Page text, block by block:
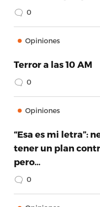
0
Opiniones
Terror a las 10 AM
0
Opiniones
“Esa es mi letra”:
tener un plan
pero…
0